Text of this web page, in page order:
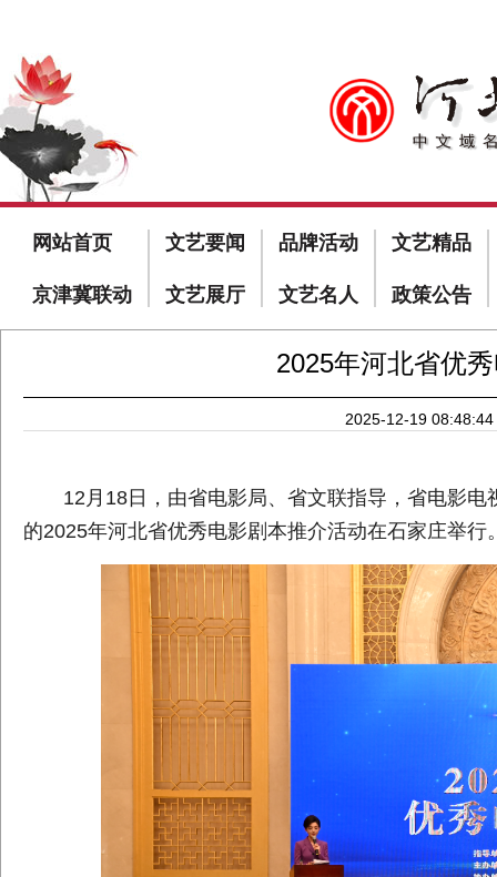
网站首页 文艺要闻 品牌活动 文艺精品
京津冀联动 文艺展厅 文艺名人 政策公告
2025年河北省优
2025-12-19 08:48:44
12月18日，由省电影局、省文联指导，省电影
的2025年河北省优秀电影剧本推介活动在石家庄举行